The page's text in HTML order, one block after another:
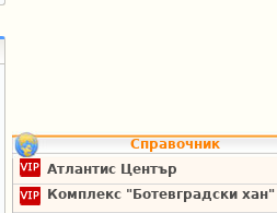
Справочник
Атлантис Център
Комплекс "Ботевградски хан"